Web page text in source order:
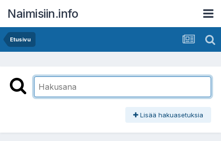
Naimisiin.info
Etusivu
Lisää hakuasetuksia